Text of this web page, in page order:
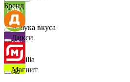
Азбука вкуса
Familia
Бренд
Дикси
Магнит